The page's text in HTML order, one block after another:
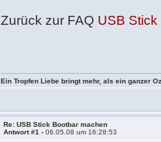
Zurück zur FAQ USB
Ein Tropfen Liebe bringt mehr, als ein ganzer
Re: USB Stick Bootbar machen
Antwort #1 -06.05.08 um 16:28:53